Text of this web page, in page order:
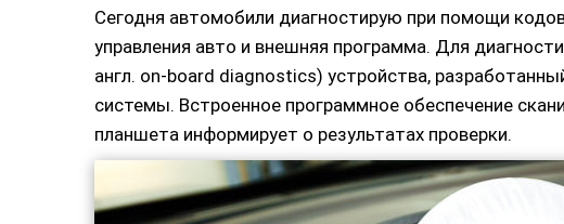
Сегодня автомобили диагностирую при помощи
управления авто и внешняя программа. Для
англ. on-board diagnostics) устройства,
системы. Встроенное программное обеспечение
планшета информирует о результатах проверки.